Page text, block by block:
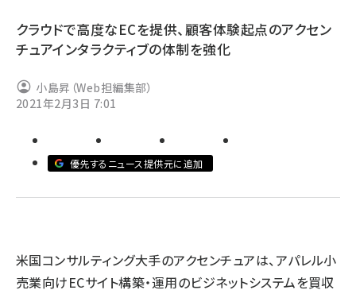
ai (2804)
note (2312)
z世代 (1622)
クラウドで高度なECを提供、顧客体験起点のアクセン
チュアインタラクティブの体制を強化
小島昇（Web担編集部）
2021年2月3日 7:01
優先するニュース提供元に追加
米国コンサルティング大手のアクセンチュアは、アパレル小
売業向けECサイト構築・運用のビジネットシステムを買収